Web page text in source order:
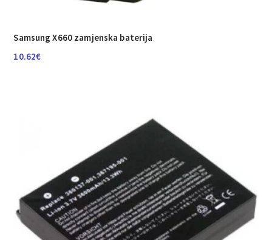
Samsung X660 zamjenska baterija
10.62€